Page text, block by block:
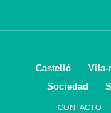
Castelló Vila-
Sociedad
CONTACTO